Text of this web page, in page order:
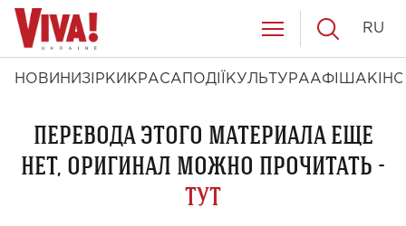
НОВИНИ ЗІРКИ КРАСА ПОДІЇ КУЛЬТУРААФІША КІНО
RU
ПЕРЕВОДА ЭТОГО МАТЕРИАЛА ЕЩЕ
НЕТ, ОРИГИНАЛ МОЖНО ПРОЧИТАТЬ -
ТУТ